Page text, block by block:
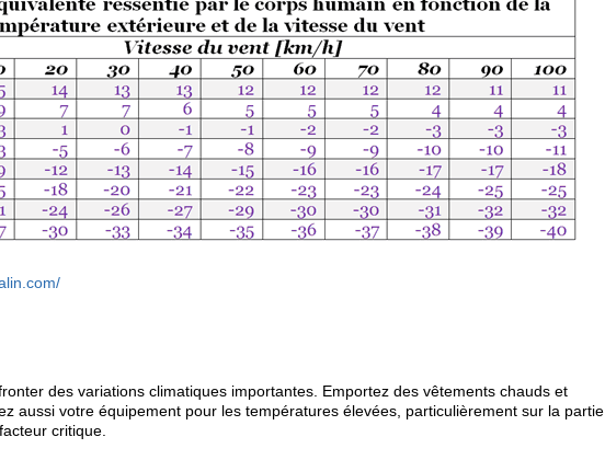
des variations climatiques importantes. Emportez des vêtements chauds et
aussi votre équipement pour les températures élevées, particulièrement sur la partie
critique.